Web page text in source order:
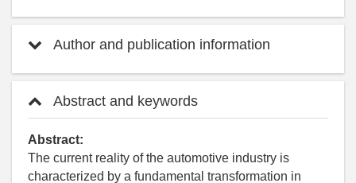
Author and publication information
Abstract and keywords
Abstract:
The current reality of the automotive industry is
characterized by a fundamental transformation in